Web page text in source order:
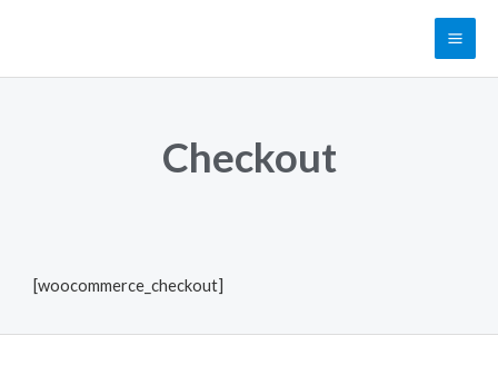
Checkout
[woocommerce_checkout]